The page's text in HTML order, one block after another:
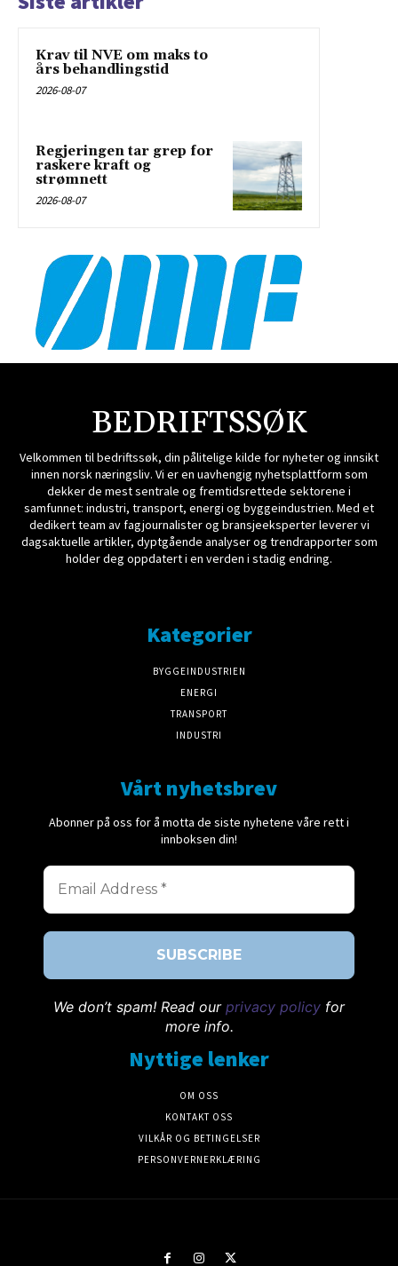
BEDRIFTSSØK
Velkommen til bedriftssøk, din pålitelige kilde for nyheter og innsikt
innen norsk næringsliv. Vi er en uavhengig nyhetsplattform som
dekker de mest sentrale og fremtidsrettede sektorene i
samfunnet: industri, transport, energi og byggeindustrien. Med et
dedikert team av fagjournalister og bransjeeksperter leverer vi
dagsaktuelle artikler, dyptgående analyser og trendrapporter som
holder deg oppdatert i en verden i stadig endring.
Kategorier
BYGGEINDUSTRIEN
ENERGI
TRANSPORT
INDUSTRI
Vårt nyhetsbrev
Abonner på oss for å motta de siste nyhetene våre rett i
innboksen din!
We don’t spam! Read our privacy policy for
more info.
Nyttige lenker
OM OSS
KONTAKT OSS
VILKÅR OG BETINGELSER
PERSONVERNERKLÆRING